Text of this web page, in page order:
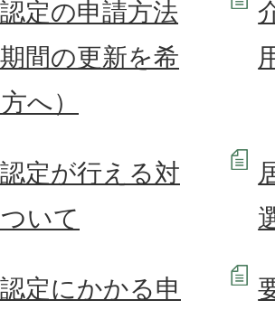
定の申請方法
期間の更新を希
へ）
定が行える対
いて
定にかかる申